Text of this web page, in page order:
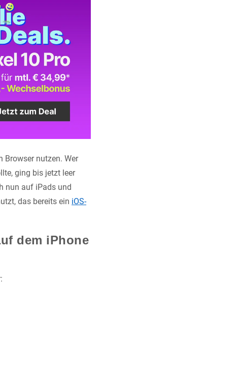
Browser nutzen. Wer
ging bis jetzt leer
nun auf iPads und
das bereits ein iOS-
dem iPhone